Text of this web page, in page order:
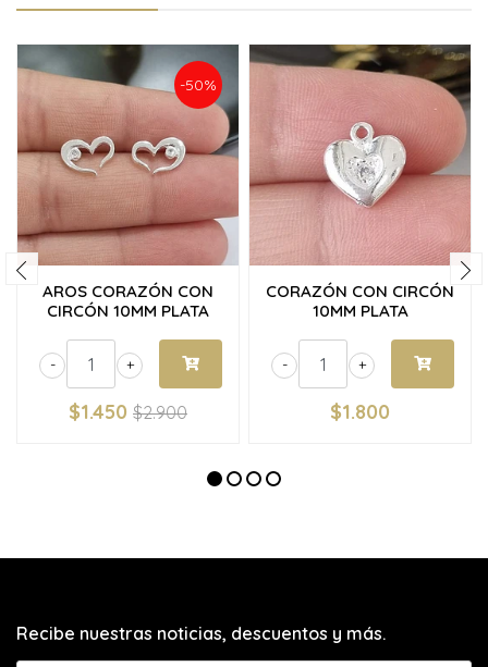
-50%
AROS CORAZÓN CON
CIRCÓN 10MM PLATA
+
-
$1.450 $2.900
CORAZÓN CON CIRCÓN
10MM PLATA
+
-
$1.800
Recibe nuestras noticias, descuentos y más.